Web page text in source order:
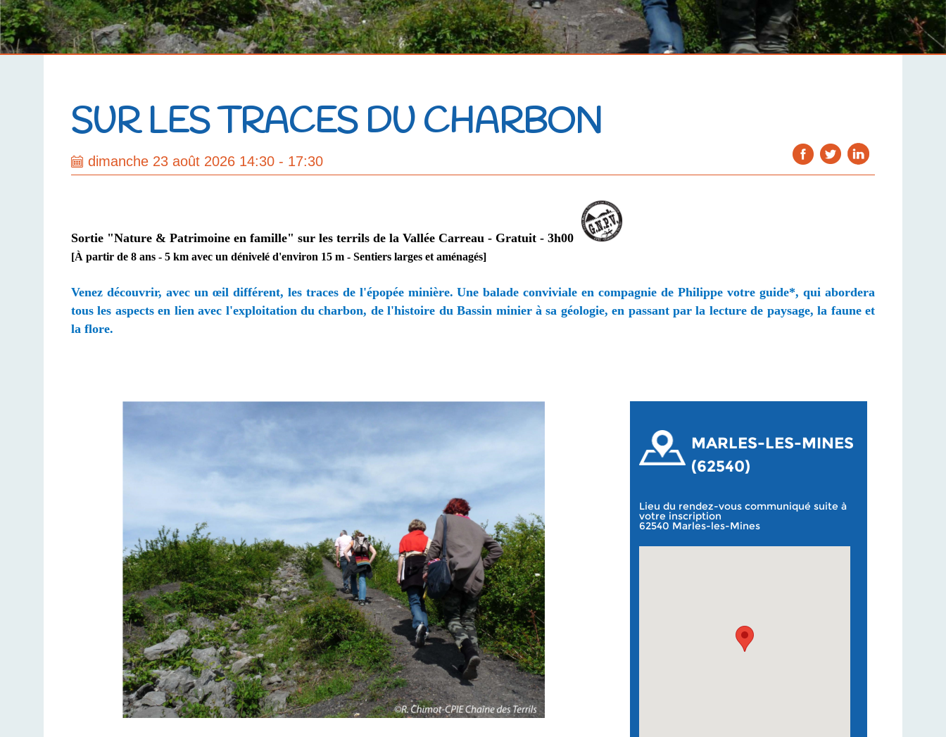
SUR LES TRACES DU CHARBON
dimanche 23 août 2026 14:30 - 17:30
Sortie "Nature & Patrimoine en famille" sur les terrils de la Vallée Carreau - Gratuit - 3h00
[À partir de 8 ans - 5 km avec un dénivelé d'environ 15 m - Sentiers larges et aménagés]
Venez découvrir, avec un œil différent, les traces de l'épopée minière. Une balade conviviale en compagnie de Philippe votre guide*, qui abordera
tous les aspects en lien avec l'exploitation du charbon, de l'histoire du Bassin minier à sa géologie, en passant par la lecture de paysage, la faune et
la flore.
MARLES-LES-MINES
(62540)
Lieu du rendez-vous communiqué suite à
votre inscription
62540 Marles-les-Mines